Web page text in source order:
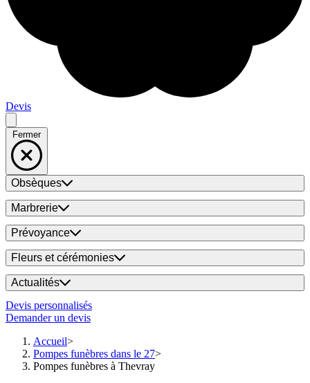
Devis
Fermer
Obsèques
Marbrerie
Prévoyance
Fleurs et cérémonies
Actualités
Devis personnalisés
Demander un devis
Accueil
Pompes funèbres dans le 27
Pompes funèbres à Thevray